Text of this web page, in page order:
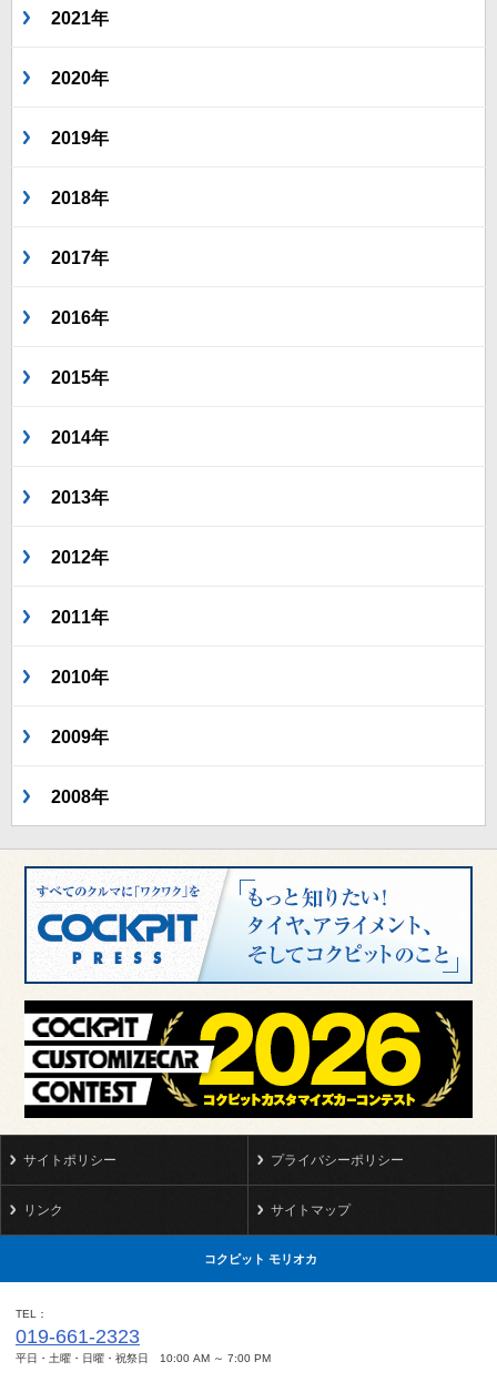
2021年
2020年
2019年
2018年
2017年
2016年
2015年
2014年
2013年
2012年
2011年
2010年
2009年
2008年
サイトポリシー プライバシーポリシー
リンク サイトマップ
コクピット モリオカ
TEL
019-661-2323
平日・土曜・日曜・祝祭日 10:00 AM ～ 7:00 PM